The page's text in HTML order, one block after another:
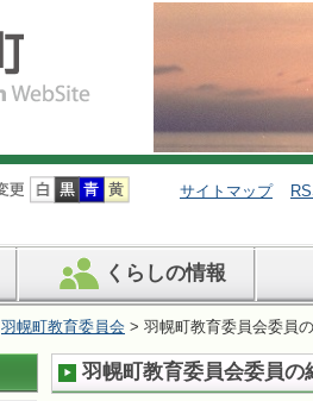
サイトマップ
くらしの情報
羽幌町教育委員会 > 羽幌町教育委員会委員
羽幌町教育委員会委員の